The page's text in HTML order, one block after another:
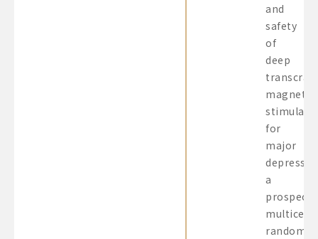
and
safety
of
deep
magnetic
for
major
a